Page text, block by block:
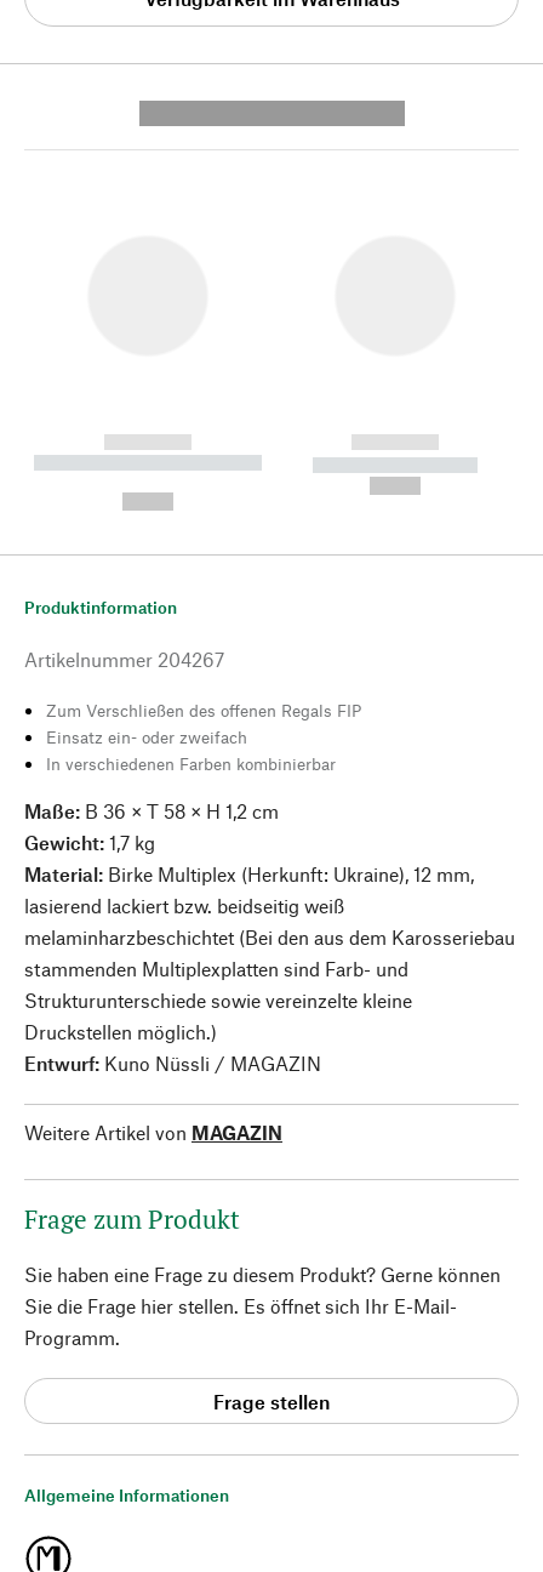
------------
----------- ----------- --------
------------
----------- -----------
Allgemeine Informationen
Produktinformation
Artikelnummer 204267
Zum Verschließen des offenen Regals FIP
Einsatz ein- oder zweifach
In verschiedenen Farben kombinierbar
Maße: B 36 × T 58 × H 1,2 cm
Gewicht: 1,7 kg
Material: Birke Multiplex (Herkunft: Ukraine), 12 mm,
lasierend lackiert bzw. beidseitig weiß
melaminharzbeschichtet (Bei den aus dem Karosseriebau
stammenden Multiplexplatten sind Farb- und
Strukturunterschiede sowie vereinzelte kleine
Druckstellen möglich.)
Entwurf: Kuno Nüssli / MAGAZIN
Weitere Artikel von MAGAZIN
Frage zum Produkt
Sie haben eine Frage zu diesem Produkt? Gerne können
Sie die Frage hier stellen. Es öffnet sich Ihr E-Mail-
Programm.
Frage stellen